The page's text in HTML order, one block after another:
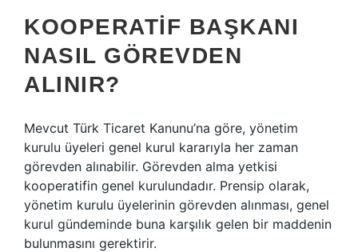
KOOPERATIF BAŞKANI
NASIL GÖREVDEN
ALINIR?
Mevcut Türk Ticaret Kanunu’na göre, yönetim
kurulu üyeleri genel kurul kararıyla her zaman
görevden alınabilir. Görevden alma yetkisi
kooperatifin genel kurulundadır. Prensip olarak,
yönetim kurulu üyelerinin görevden alınması, genel
kurul gündeminde buna karşılık gelen bir maddenin
bulunmasını gerektirir.